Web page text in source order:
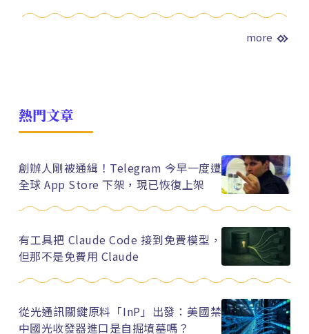
more
熱門文章
創辦人剛被通緝！Telegram 今早一度遭
全球 App Store 下架，現已恢復上架
有工具把 Claude Code 接到免費模型，
但那不是免費用 Claude
從光通訊關鍵原料「InP」出發：美國禁
中國光收發器進口是自掘墳墓嗎？